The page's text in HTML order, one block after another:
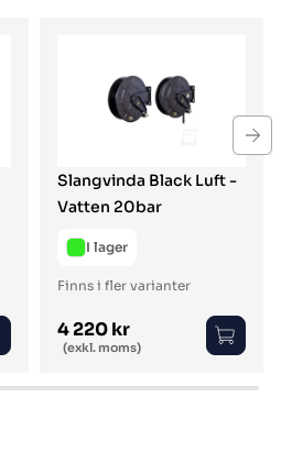
Slangvinda Black Luft -
Vatten 20bar
I lager
Finns i fler varianter
Ordinarie pris
4 220 kr
(exkl. moms)